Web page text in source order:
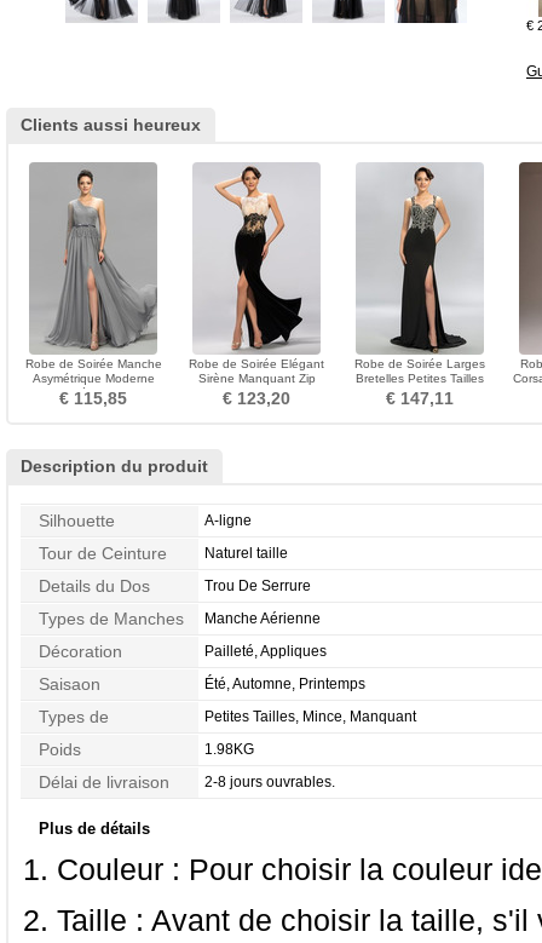
€
Clients aussi heureux
Robe de Soirée Manche
Asymétrique Moderne
Fermeture éclair Printemps
€ 115,85
Robe de Soirée Elégant
Sirène Manquant Zip
Couvert de Dentelle
€ 123,20
Robe de Soirée Larges
Bretelles Petites Tailles
Maigre Sans Manches
€ 147,11
Description du produit
Silhouette A-ligne
Tour de Ceinture Naturel taille
Details du Dos Trou De Serrure
Types de Manches Manche Aérienne
Décoration Pailleté, Appliques
Saisaon Été, Automne, Printemps
Types de
Morphologie
Petites Tailles, Mince, Manquant
Poids 1.98KG
Délai de livraison 2-8 jours ouvrables.
Plus de détails
Couleur : Pour choisir la couleur
Taille : Avant de choisir la taille,